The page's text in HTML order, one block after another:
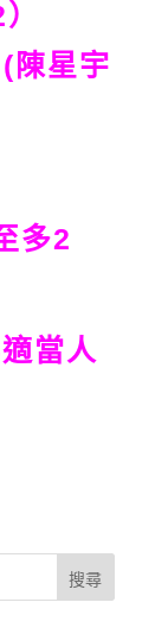
陳星宇
多2
當人